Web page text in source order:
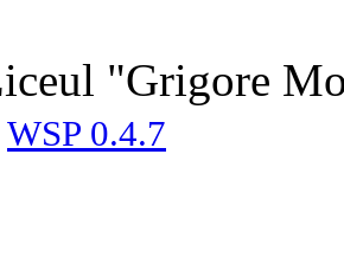
"Grigore
WSP 0.4.7